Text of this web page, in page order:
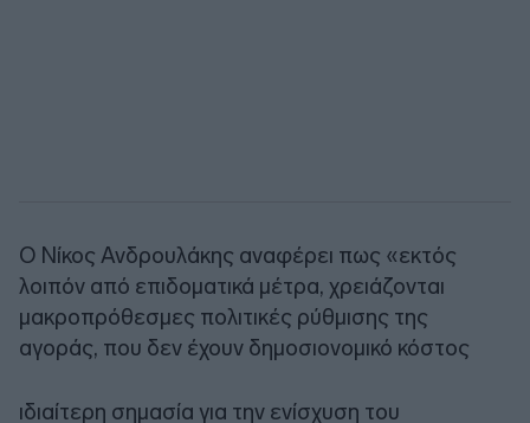
Ο Νίκος Ανδρουλάκης αναφέρει πως «εκτός
λοιπόν από επιδοματικά μέτρα, χρειάζονται
μακροπρόθεσμες πολιτικές ρύθμισης της
αγοράς, που δεν έχουν δημοσιονομικό κόστος
ιδιαίτερη σημασία για την ενίσχυση του